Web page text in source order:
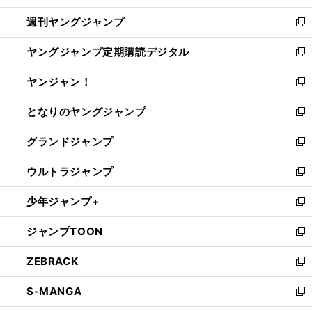
開
く
ウ
で
開
く
ン
ド
ウ
で
開
く
ウ
ィ
ン
ド
ウ
で
開
く
週刊ヤングジャンプ
新
し
い
ウ
ィ
ン
ド
ウ
で
開
く
ヤングジャンプ定期購読デジタル
新
し
い
ウ
ィ
ン
ド
ウ
で
開
く
ヤンジャン！
新
し
い
ウ
ィ
ン
ド
ウ
で
開
く
となりのヤングジャンプ
新
し
い
ウ
ィ
ン
ド
ウ
で
開
く
グランドジャンプ
新
し
い
ウ
ィ
ン
ド
ウ
で
開
く
ウルトラジャンプ
新
し
い
ウ
ィ
ン
ド
ウ
で
開
少年ジャンプ+
新
し
い
ウ
ィ
ン
ド
ウ
ジャンプTOON
新
し
い
ウ
ィ
ン
ZEBRACK
新
し
い
ウ
S-MANGA
新